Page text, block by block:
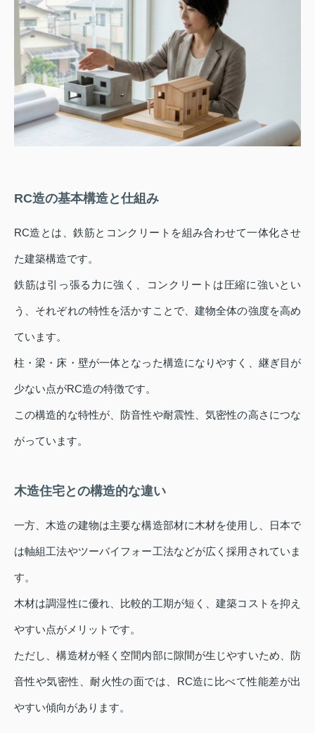
RC造の基本構造と仕組み
RC造とは、鉄筋とコンクリートを組み合わせて一体化させ
た建築構造です。
鉄筋は引っ張る力に強く、コンクリートは圧縮に強いとい
う、それぞれの特性を活かすことで、建物全体の強度を高め
ています。
柱・梁・床・壁が一体となった構造になりやすく、継ぎ目が
少ない点がRC造の特徴です。
この構造的な特性が、防音性や耐震性、気密性の高さにつな
がっています。
木造住宅との構造的な違い
一方、木造の建物は主要な構造部材に木材を使用し、日本で
は軸組工法やツーバイフォー工法などが広く採用されていま
す。
木材は調湿性に優れ、比較的工期が短く、建築コストを抑え
やすい点がメリットです。
ただし、構造材が軽く空間内部に隙間が生じやすいため、防
音性や気密性、耐火性の面では、RC造に比べて性能差が出
やすい傾向があります。